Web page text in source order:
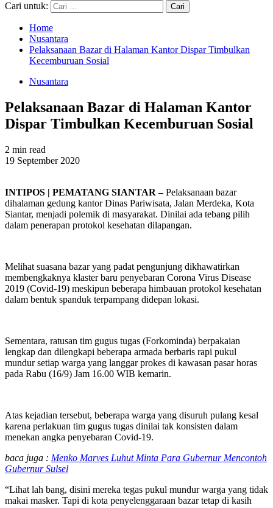
Cari untuk:
Home
Nusantara
Pelaksanaan Bazar di Halaman Kantor Dispar Timbulkan
Kecemburuan Sosial
Nusantara
Pelaksanaan Bazar di Halaman Kantor
Dispar Timbulkan Kecemburuan Sosial
2 min read
19 September 2020
INTIPOS | PEMATANG SIANTAR –Pelaksanaan bazar
dihalaman gedung kantor Dinas Pariwisata, Jalan Merdeka, Kota
Siantar, menjadi polemik di masyarakat. Dinilai ada tebang pilih
dalam penerapan protokol kesehatan dilapangan.
Melihat suasana bazar yang padat pengunjung dikhawatirkan
membengkaknya klaster baru penyebaran Corona Virus Disease
2019 (Covid-19) meskipun beberapa himbauan protokol kesehatan
dalam bentuk spanduk terpampang didepan lokasi.
Sementara, ratusan tim gugus tugas (Forkominda) berpakaian
lengkap dan dilengkapi beberapa armada berbaris rapi pukul
mundur setiap warga yang langgar prokes di kawasan pasar horas
pada Rabu (16/9) Jam 16.00 WIB kemarin.
Atas kejadian tersebut, beberapa warga yang disuruh pulang kesal
karena perlakuan tim gugus tugas dinilai tak konsisten dalam
menekan angka penyebaran Covid-19.
baca juga : Menko Marves Luhut Minta Para Gubernur Mencontoh
Gubernur Sulsel
“Lihat lah bang, disini mereka tegas pukul mundur warga yang tidak
makai masker. Tapi di kota penyelenggaraan bazar tetap di kasih